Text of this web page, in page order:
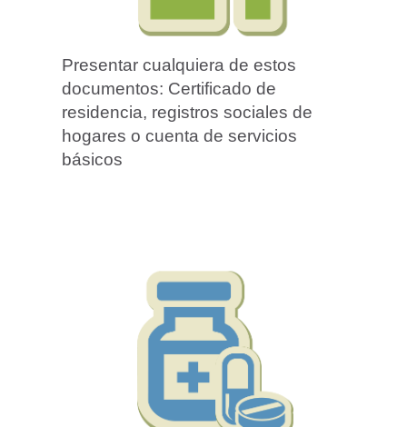
Presentar cualquiera de estos
documentos: Certificado de
residencia, registros sociales de
hogares o cuenta de servicios
básicos